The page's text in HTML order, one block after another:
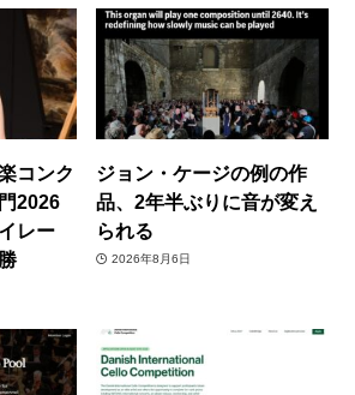
コンク
2026
レー
ジョン・ケージの例の作
品、2年半ぶりに音が変え
られる
2026年8月6日